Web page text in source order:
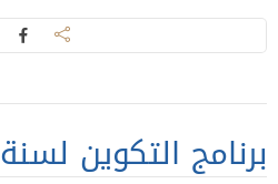
برنامج التكوين لسنة 2025